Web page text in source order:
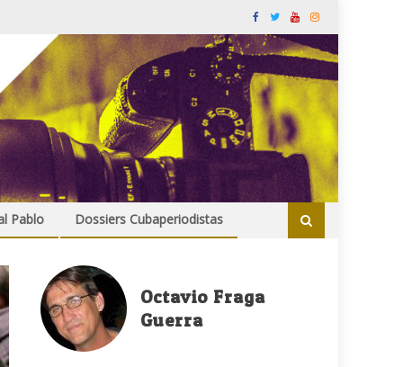
Pablo Dossiers Cubaperiodistas
Octavio Fraga
Guerra